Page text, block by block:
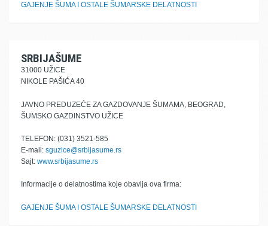
GAJENJE ŠUMA I OSTALE ŠUMARSKE DELATNOSTI
SRBIJAŠUME
31000 UŽICE
NIKOLE PAŠIĆA 40
JAVNO PREDUZEĆE ZA GAZDOVANJE ŠUMAMA, BEOGRAD,
ŠUMSKO GAZDINSTVO UŽICE
TELEFON: (031) 3521-585
E-mail: sguzice@srbijasume.rs
Sajt: www.srbijasume.rs
Informacije o delatnostima koje obavlja ova firma:
GAJENJE ŠUMA I OSTALE ŠUMARSKE DELATNOSTI